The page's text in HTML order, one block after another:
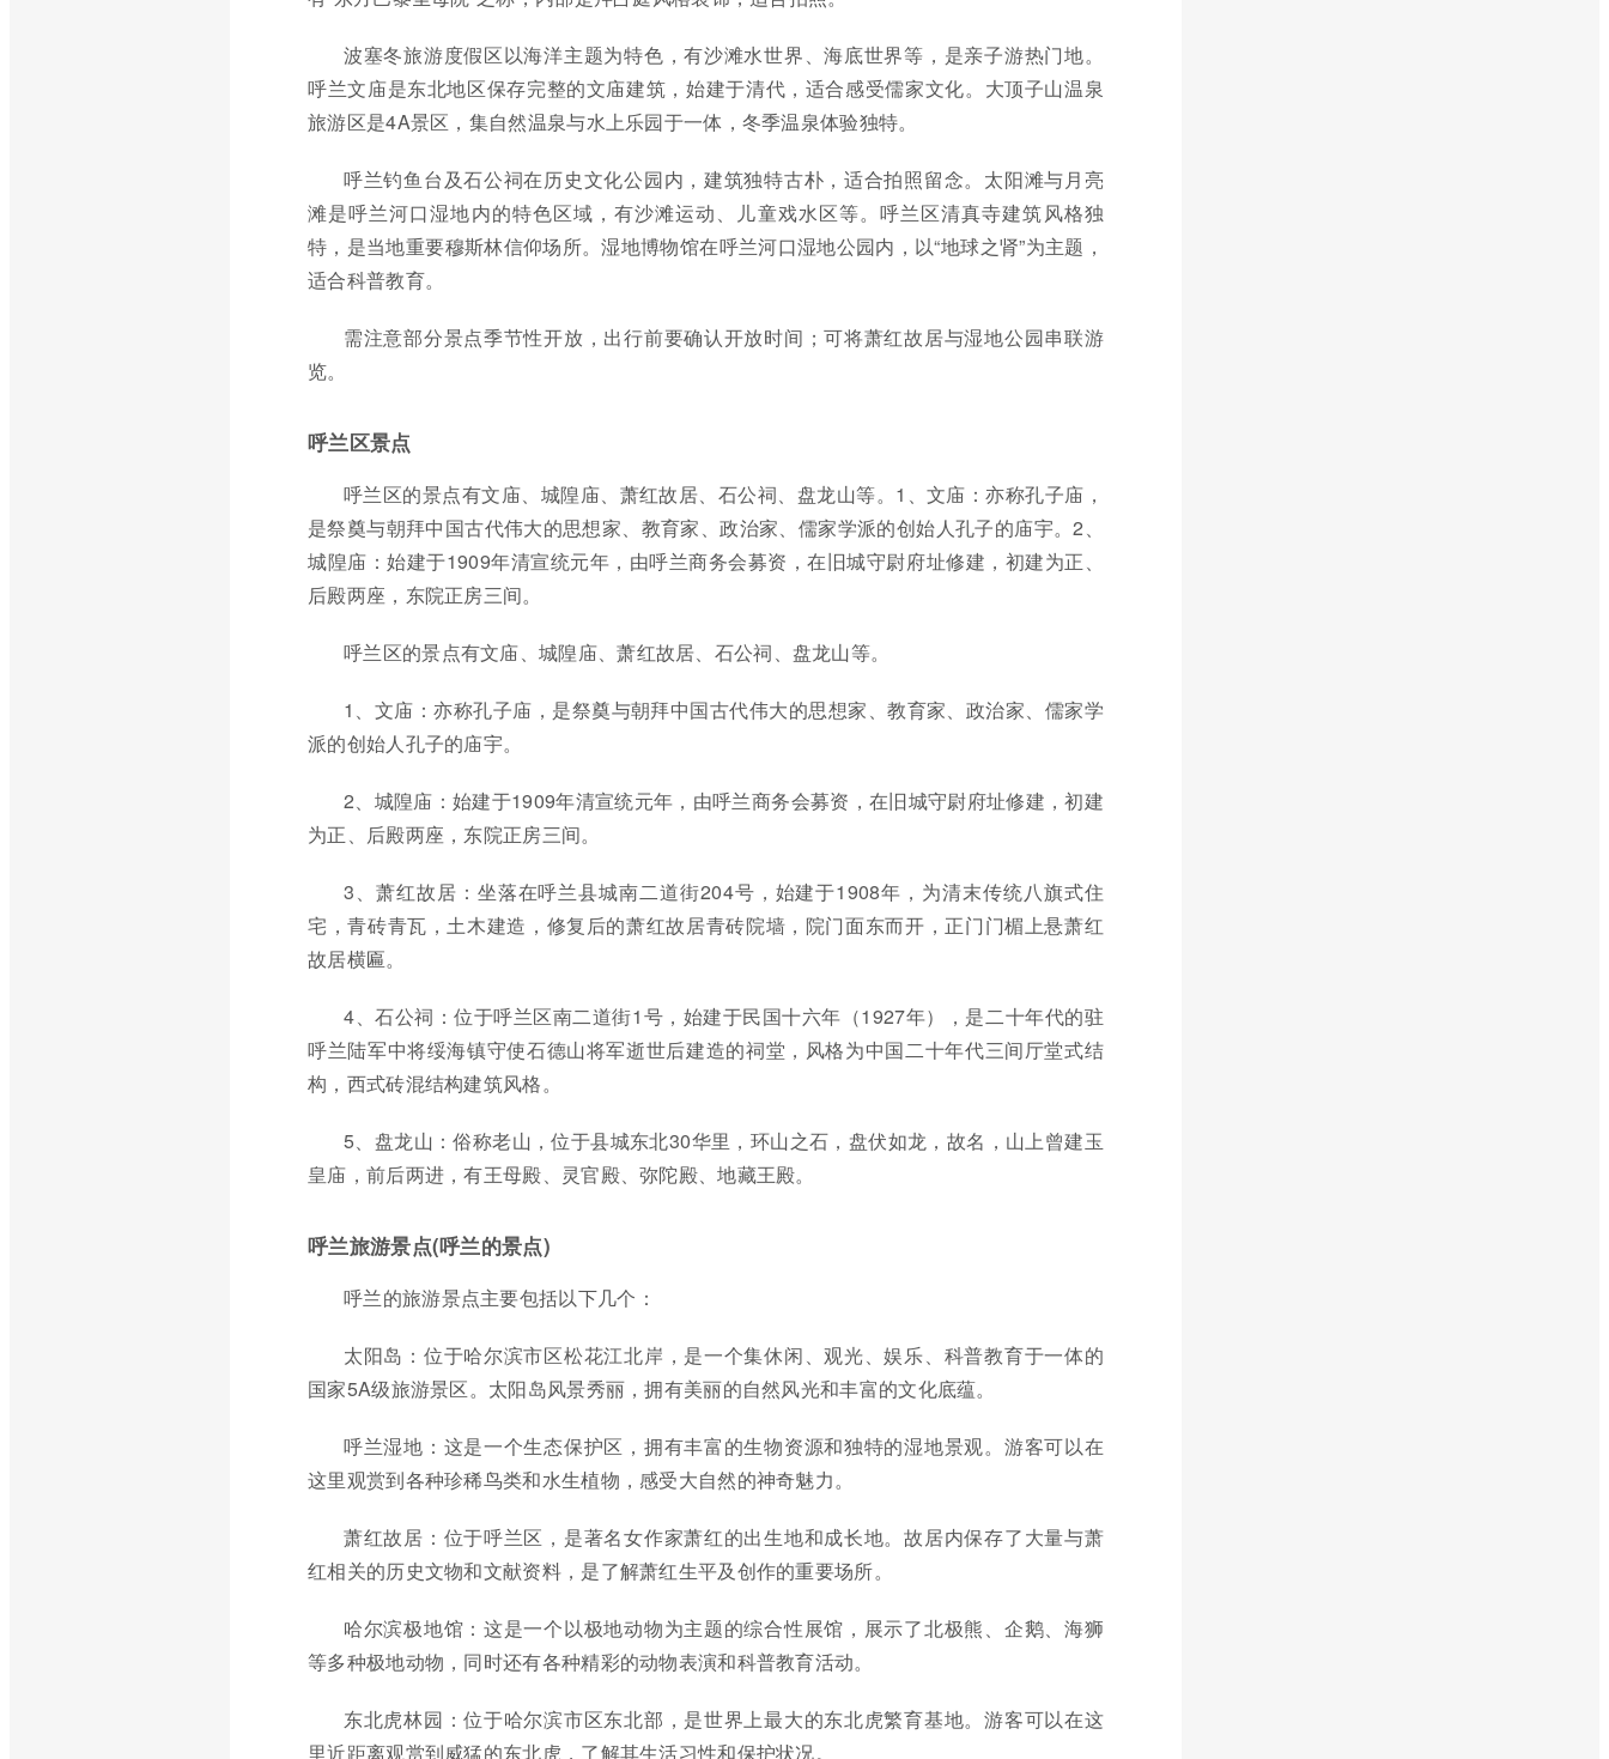
波塞冬旅游度假区以海洋主题为特色，有沙滩水世界、海底世界等，是亲子游热门地。
呼兰文庙是东北地区保存完整的文庙建筑，始建于清代，适合感受儒家文化。大顶子山温泉
旅游区是4A景区，集自然温泉与水上乐园于一体，冬季温泉体验独特。
呼兰钓鱼台及石公祠在历史文化公园内，建筑独特古朴，适合拍照留念。太阳滩与月亮
滩是呼兰河口湿地内的特色区域，有沙滩运动、儿童戏水区等。呼兰区清真寺建筑风格独
特，是当地重要穆斯林信仰场所。湿地博物馆在呼兰河口湿地公园内，以“地球之肾”为主题，
适合科普教育。
需注意部分景点季节性开放，出行前要确认开放时间；可将萧红故居与湿地公园串联游
览。
呼兰区景点
呼兰区的景点有文庙、城隍庙、萧红故居、石公祠、盘龙山等。1、文庙：亦称孔子庙，
是祭奠与朝拜中国古代伟大的思想家、教育家、政治家、儒家学派的创始人孔子的庙宇。2、
城隍庙：始建于1909年清宣统元年，由呼兰商务会募资，在旧城守尉府址修建，初建为正、
后殿两座，东院正房三间。
呼兰区的景点有文庙、城隍庙、萧红故居、石公祠、盘龙山等。
1、文庙：亦称孔子庙，是祭奠与朝拜中国古代伟大的思想家、教育家、政治家、儒家学
派的创始人孔子的庙宇。
2、城隍庙：始建于1909年清宣统元年，由呼兰商务会募资，在旧城守尉府址修建，初建
为正、后殿两座，东院正房三间。
3、萧红故居：坐落在呼兰县城南二道街204号，始建于1908年，为清末传统八旗式住
宅，青砖青瓦，土木建造，修复后的萧红故居青砖院墙，院门面东而开，正门门楣上悬萧红
故居横匾。
4、石公祠：位于呼兰区南二道街1号，始建于民国十六年（1927年），是二十年代的驻
呼兰陆军中将绥海镇守使石德山将军逝世后建造的祠堂，风格为中国二十年代三间厅堂式结
构，西式砖混结构建筑风格。
5、盘龙山：俗称老山，位于县城东北30华里，环山之石，盘伏如龙，故名，山上曾建玉
皇庙，前后两进，有王母殿、灵官殿、弥陀殿、地藏王殿。
呼兰旅游景点(呼兰的景点)
呼兰的旅游景点主要包括以下几个：
太阳岛：位于哈尔滨市区松花江北岸，是一个集休闲、观光、娱乐、科普教育于一体的
国家5A级旅游景区。太阳岛风景秀丽，拥有美丽的自然风光和丰富的文化底蕴。
呼兰湿地：这是一个生态保护区，拥有丰富的生物资源和独特的湿地景观。游客可以在
这里观赏到各种珍稀鸟类和水生植物，感受大自然的神奇魅力。
萧红故居：位于呼兰区，是著名女作家萧红的出生地和成长地。故居内保存了大量与萧
红相关的历史文物和文献资料，是了解萧红生平及创作的重要场所。
哈尔滨极地馆：这是一个以极地动物为主题的综合性展馆，展示了北极熊、企鹅、海狮
等多种极地动物，同时还有各种精彩的动物表演和科普教育活动。
东北虎林园：位于哈尔滨市区东北部，是世界上最大的东北虎繁育基地。游客可以在这
里近距离观赏到威猛的东北虎，了解其生活习性和保护状况。